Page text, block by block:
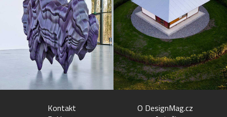
Kontakt
O DesignMag.cz